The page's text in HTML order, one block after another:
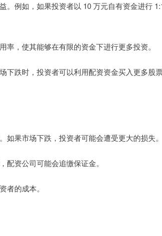
例如，如果投资者以 10 万元自有资金进行
，使其能够在有限的资金下进行更多投资。
下跌时，投资者可以利用配资资金买入更多股
果市场下跌，投资者可能会遭受更大的损失。
资公司可能会追缴保证金。
者的成本。